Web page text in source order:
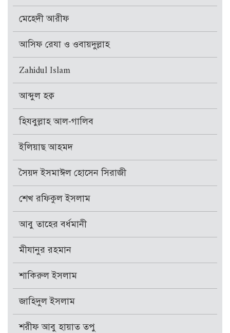
মেহেদী আরীফ
আসিফ রেযা ও ওবায়দুল্লাহ
Zahidul Islam
আব্দুল হক্ব
হিযবুল্লাহ আল-গালিব
ইলিয়াছ আহমদ
সৈয়দ ইসমাঈল হোসেন সিরাজী
শেখ রফিকুল ইসলাম
আবু তাহের বর্ধমানী
মীযানুর রহমান
শাকিরুল ইসলাম
জাহিদুল ইসলাম
শরীফ আবু হায়াত তপু